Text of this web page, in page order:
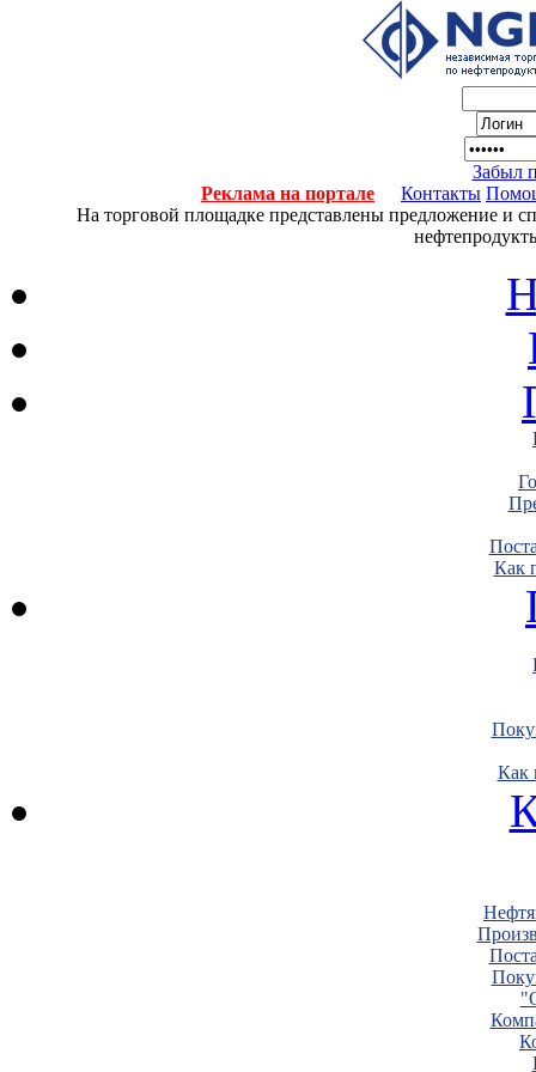
Забыл
Реклама на портале
Контакты
На торговой площадке представлены предложение и
Как
Как